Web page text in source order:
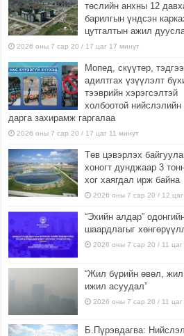
төслийн анхны 12
барилгын үндсэн
цутгалтын ажил
2026 оны 7 сар 20 / 17 цаг 17 минут
Мопед, скүүтер,
адилтгах үзүүлэлт
тээврийн хэрэгсэлтэй
холбоотой нийслэлийн
дарга захирамж гаргалаа
2026 оны 7 сар 20 / 17 цаг 11 минут
Төв цэвэрлэх
хоногт дунджаар 3
хог хаягдал ирж байна
2026 оны 7 сар 20 / 12
“Эхийн алдар”
шаардлагыг
2026 оны 7 сар 20 / 11 цаг
“Жил бүрийн өвөл,
ижил асуудал”
2026 оны 7 сар 20 / 11 цаг
Б.Пүрэвдагва: